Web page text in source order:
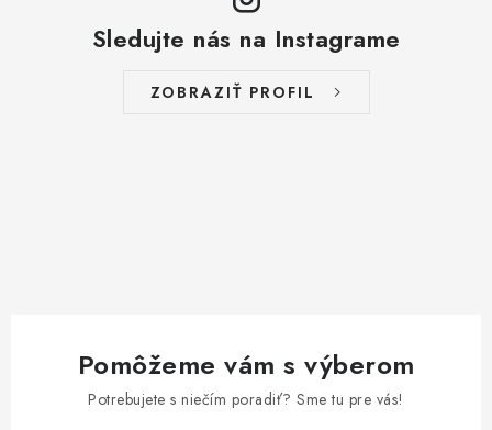
Sledujte nás na Instagrame
ZOBRAZIŤ PROFIL
Pomôžeme vám s výberom
Potrebujete s niečím poradiť? Sme tu pre vás!